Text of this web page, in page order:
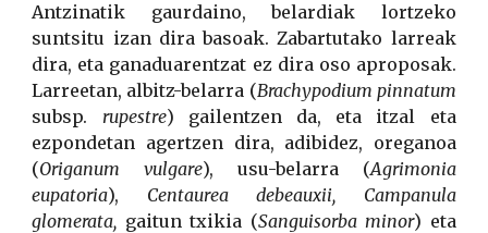
Antzinatik gaurdaino, belardiak lortzeko
suntsitu izan dira basoak. Zabartutako larreak
dira, eta ganaduarentzat ez dira oso aproposak.
Larreetan, albitz-belarra (Brachypodium pinnatum
subsp. rupestre) gailentzen da, eta itzal eta
ezpondetan agertzen dira, adibidez, oreganoa
(Origanum vulgare), usu-belarra (Agrimonia
eupatoria), Centaurea debeauxii, Campanula
glomerata, gaitun txikia (Sanguisorba minor) eta